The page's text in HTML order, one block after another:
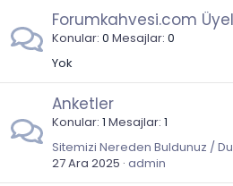
Forumkahvesi.com
Konular 0 Mesajlar 0
Yok
Anketler
Konular 1 Mesajlar 1
Sitemizi Nereden Buldunuz /
27 Ara 2025 admin